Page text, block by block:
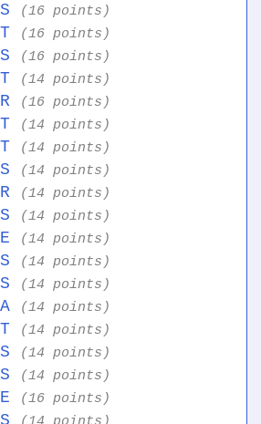
(16 points)
(16 points)
(16 points)
(14 points)
(16 points)
(14 points)
(14 points)
(14 points)
(14 points)
(14 points)
(14 points)
(14 points)
(14 points)
(14 points)
(14 points)
(14 points)
(14 points)
(16 points)